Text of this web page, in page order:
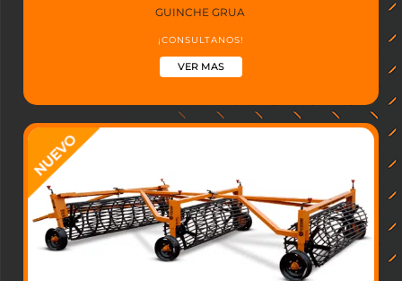
GUINCHE GRUA
¡CONSULTANOS!
VER MAS